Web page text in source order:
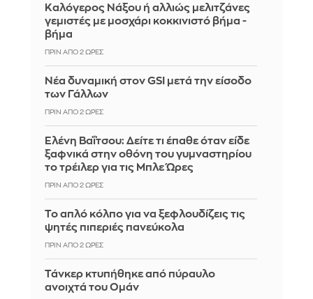
Καλόγερος Νάξου ή αλλιώς μελιτζάνες
γεμιστές με μοσχάρι κοκκινιστό βήμα -
βήμα
ΠΡΙΝ ΑΠΌ 2 ΏΡΕΣ
Νέα δυναμική στον GSI μετά την είσοδο
των Γάλλων
ΠΡΙΝ ΑΠΌ 2 ΏΡΕΣ
Ελένη Βαΐτσου: Δείτε τι έπαθε όταν είδε
ξαφνικά στην οθόνη του γυμναστηρίου
το τρέιλερ για τις Μπλε Ώρες
ΠΡΙΝ ΑΠΌ 2 ΏΡΕΣ
Το απλό κόλπο για να ξεφλουδίζεις τις
ψητές πιπεριές πανεύκολα
ΠΡΙΝ ΑΠΌ 2 ΏΡΕΣ
Τάνκερ κτυπήθηκε από πύραυλο
ανοιχτά του Ομάν